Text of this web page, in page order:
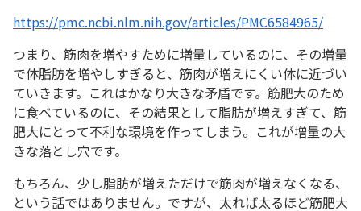
https://pmc.ncbi.nlm.nih.gov/articles/PMC6584965/
つまり、筋肉を増やすために増量しているのに、その増量
で体脂肪を増やしすぎると、筋肉が増えにくい体に近づい
ていきます。これはかなり大きな矛盾です。筋肥大のため
に食べているのに、その結果として脂肪が増えすぎて、筋
肥大にとって不利な環境を作ってしまう。これが増量の大
きな落とし穴です。
もちろん、少し脂肪が増えただけで筋肉が増えなくなる、
という話ではありません。ですが、太れば太るほど筋肥大